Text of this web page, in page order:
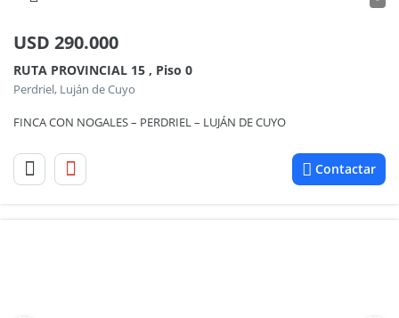
USD 290.000
RUTA PROVINCIAL 15 , Piso 0
Perdriel, Luján de Cuyo
FINCA CON NOGALES – PERDRIEL – LUJÁN DE CUYO
Contactar